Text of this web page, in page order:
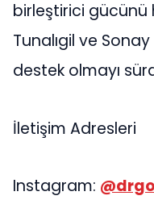
birleştirici gücünü
Tunalıgil ve
destek olmayı
İletişim Adresleri
Instagram: